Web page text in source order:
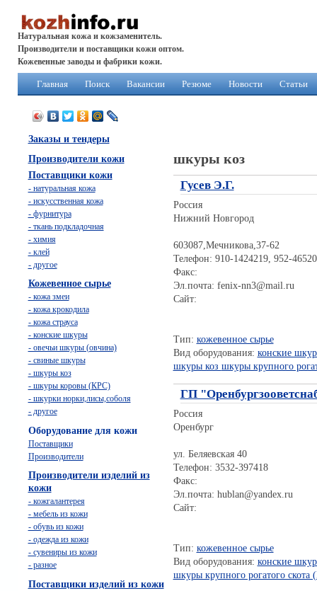
Натуральная кожа и кожзаменитель.
Производители и поставщики кожи оптом.
Кожевенные заводы и фабрики кожи.
Главная Поиск Вакансии Резюме Новости Статьи
шкуры коз
Гусев Э.Г.
Россия
Нижний Новгород
603087,Мечникова,37-62
Телефон: 910-1424219, 952-
Факс:
Эл.почта: fenix-nn3@mail.ru
Сайт:
Тип: кожевенное сырье
Вид оборудования: конские
шкуры коз шкуры крупного
ГП
Россия
Оренбург
ул. Беляевская 40
Телефон: 3532-397418
Факс:
Эл.почта: hublan@yandex.ru
Сайт:
Тип: кожевенное сырье
Вид оборудования: конские
шкуры крупного рогатого скота
Заказы и тендеры
Производители кожи
Поставщики кожи
- натуральная кожа
- искусственная кожа
- фурнитура
- ткань подкладочная
- химия
- клей
- другое
Кожевенное сырье
- кожа змеи
- кожа крокодила
- кожа страуса
- конские шкуры
- овечьи шкуры (овчина)
- свиные шкуры
- шкуры коз
- шкуры коровы (КРС)
- шкурки норки,лисы,соболя
- другое
Оборудование для кожи
Поставщики
Производители
Производители изделий из
кожи
- кожгалантерея
- мебель из кожи
- обувь из кожи
- одежда из кожи
- сувениры из кожи
- разное
Поставщики изделий из кожи